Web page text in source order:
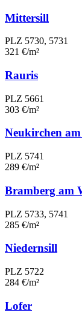
Mittersill
PLZ 5730, 5731
321 €/m²
Rauris
PLZ 5661
303 €/m²
Neukirchen
PLZ 5741
289 €/m²
Bramberg am
PLZ 5733, 5741
285 €/m²
Niedernsill
PLZ 5722
284 €/m²
Lofer